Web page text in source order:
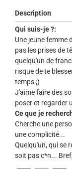
Description
Qui suis-je ?:
Une jeune femme
pas les prises de
quelqu'un de
risque de te
temps ;)
J'aime faire des
poser et regarder
Ce que je
Cherche une
une complicité...
Quelqu'un, qui se
soit pas c*n...